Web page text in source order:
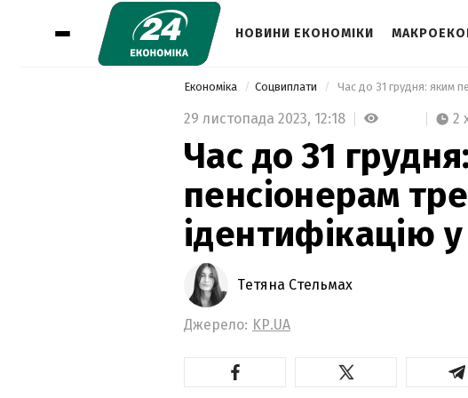
НОВИНИ ЕКОНОМІКИ
Економіка Соцвиплати Час до 31 грудня: яким
29 листопада 2023, 12:18 2
Час до 31
пенсіонерам
ідентифікацію
Тетяна Стельмах
Джерело: KP.UA